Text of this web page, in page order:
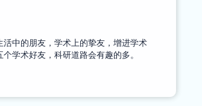
中的朋友，学术上的挚友，增进学术
学术好友，科研道路会有趣的多。